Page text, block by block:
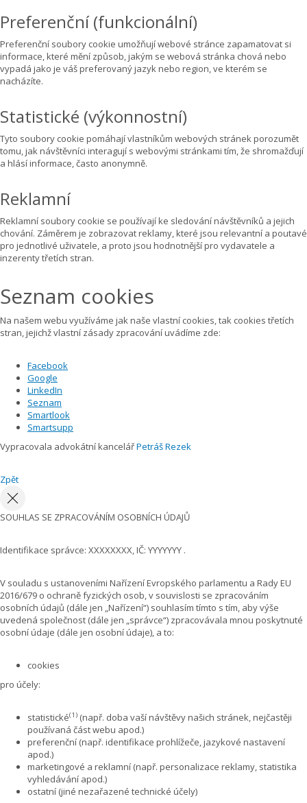
Preferenční (funkcionální)
Preferenční soubory cookie umožňují webové stránce zapamatovat si
informace, které mění způsob, jakým se webová stránka chová nebo
vypadá jako je váš preferovaný jazyk nebo region, ve kterém se
nacházíte.
Statistické (výkonnostní)
Tyto soubory cookie pomáhají vlastníkům webových stránek porozumět
tomu, jak návštěvníci interagují s webovými stránkami tím, že shromažďují
a hlásí informace, často anonymně.
Reklamní
Reklamní soubory cookie se používají ke sledování návštěvníků a jejich
chování. Záměrem je zobrazovat reklamy, které jsou relevantní a poutavé
pro jednotlivé uživatele, a proto jsou hodnotnější pro vydavatele a
inzerenty třetích stran.
Seznam cookies
Na našem webu využíváme jak naše vlastní cookies, tak cookies třetích
stran, jejichž vlastní zásady zpracování uvádíme zde:
Facebook
Google
LinkedIn
Seznam
Smartlook
Smartsupp
Vypracovala advokátní kancelářPetráš Rezek
Zpět
SOUHLAS SE ZPRACOVÁNÍM OSOBNÍCH ÚDAJŮ
Identifikace správce: XXXXXXXX, IČ: YYYYYYY .
V souladu s ustanoveními Nařízení Evropského parlamentu a Rady EU
2016/679 o ochraně fyzických osob, v souvislosti se zpracováním
osobních údajů (dále jen „Nařízení“) souhlasím tímto s tím, aby výše
uvedená společnost (dále jen „správce“) zpracovávala mnou poskytnuté
osobní údaje (dále jen osobní údaje), a to:
cookies
pro účely:
statistické(1) (např. doba vaší návštěvy našich stránek, nejčastěji
používaná část webu apod.)
preferenční (např. identifikace prohlížeče, jazykové nastavení
apod.)
marketingové a reklamní (např. personalizace reklamy, statistika
vyhledávání apod.)
ostatní (jiné nezařazené technické účely)